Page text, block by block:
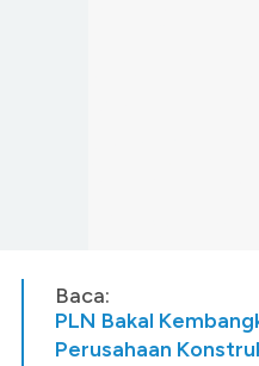
Baca:
PLN Bakal
Perusahaan